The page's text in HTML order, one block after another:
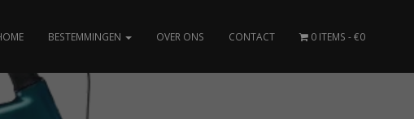
BESTEMMINGEN OVER ONS CONTACT 0 ITEMS €0